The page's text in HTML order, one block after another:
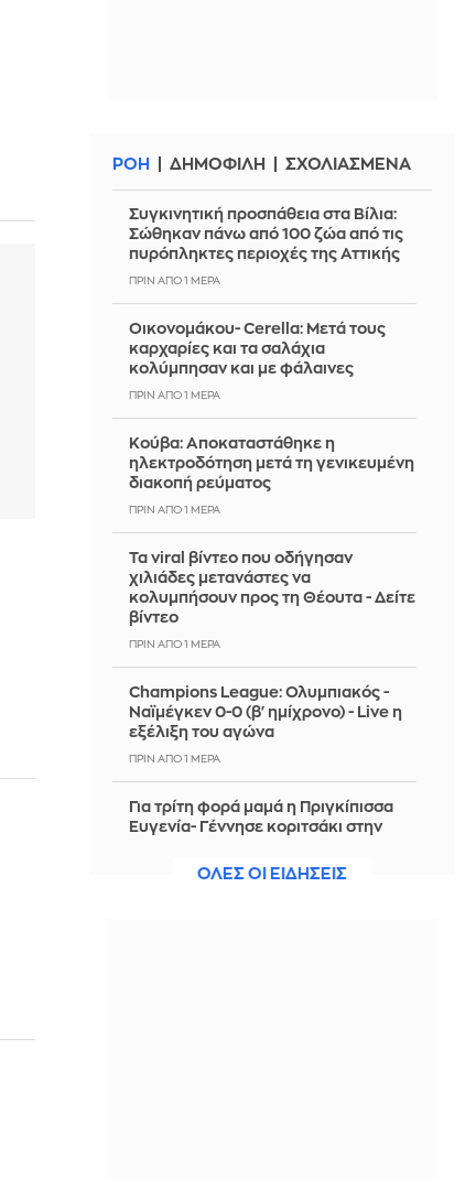
ΡΟΗ ΔΗΜΟΦΙΛΗ ΣΧΟΛΙΑΣΜΕΝΑ
Συγκινητική προσπάθεια στα Βίλια:
Σώθηκαν πάνω από 100 ζώα από τις
πυρόπληκτες περιοχές της Αττικής
ΠΡΙΝ ΑΠΌ 1 ΜΈΡΑ
Οικονομάκου- Cerella: Μετά τους
καρχαρίες και τα σαλάχια
κολύμπησαν και με φάλαινες
ΠΡΙΝ ΑΠΌ 1 ΜΈΡΑ
Κούβα: Αποκαταστάθηκε η
ηλεκτροδότηση μετά τη γενικευμένη
διακοπή ρεύματος
ΠΡΙΝ ΑΠΌ 1 ΜΈΡΑ
Τα viral βίντεο που οδήγησαν
χιλιάδες μετανάστες να
κολυμπήσουν προς τη Θέουτα - Δείτε
βίντεο
ΠΡΙΝ ΑΠΌ 1 ΜΈΡΑ
Champions League: Ολυμπιακός -
Ναϊμέγκεν 0-0 (β' ημίχρονο) - Live η
εξέλιξη του αγώνα
ΠΡΙΝ ΑΠΌ 1 ΜΈΡΑ
Για τρίτη φορά μαμά η Πριγκίπισσα
Ευγενία- Γέννησε κοριτσάκι στην
ΠΡΙΝ ΑΠΌ 1 ΜΈΡΑΟΛΕΣ ΟΙ ΕΙΔΗΣΕΙΣ